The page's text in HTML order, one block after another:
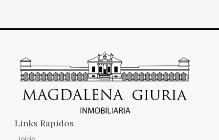
Links Rapidos